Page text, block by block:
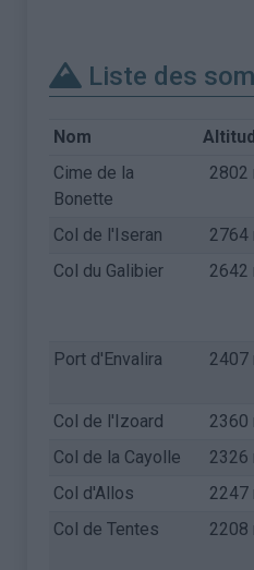
Liste des
Nom
Cime de la
Bonette
2802
Col de l'Iseran 2764
Col du Galibier
2642
Port d'Envalira
2407
Col de l'Izoard
2360
Col de la Cayolle
2326
Col d'Allos
2247
Col de Tentes
2208